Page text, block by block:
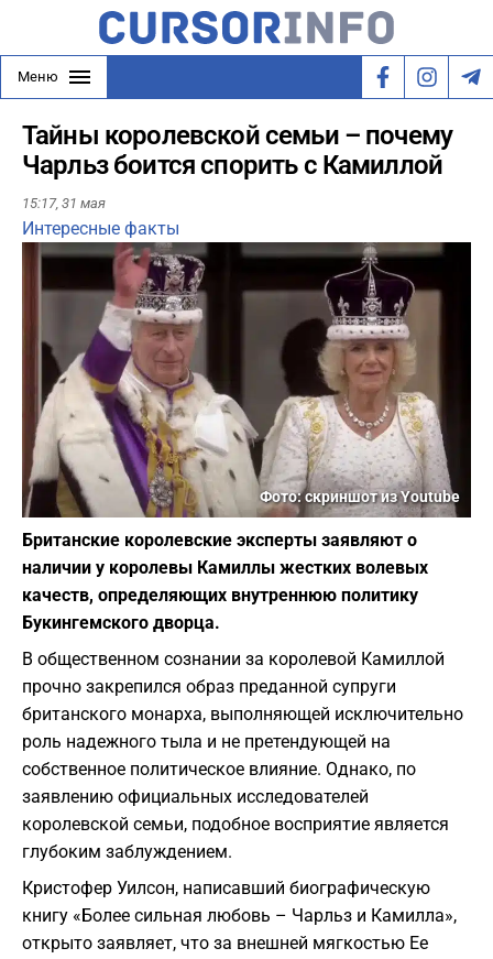
Меню
Тайны королевской семьи – почему
Чарльз боится спорить с Камиллой
15:17, 31 мая
Интересные факты
Фото: скриншот из Youtube
Британские королевские эксперты заявляют о
наличии у королевы Камиллы жестких волевых
качеств, определяющих внутреннюю политику
Букингемского дворца.
В общественном сознании за королевой Камиллой
прочно закрепился образ преданной супруги
британского монарха, выполняющей исключительно
роль надежного тыла и не претендующей на
собственное политическое влияние. Однако, по
заявлению официальных исследователей
королевской семьи, подобное восприятие является
глубоким заблуждением.
Кристофер Уилсон, написавший биографическую
книгу «Более сильная любовь – Чарльз и Камилла»,
открыто заявляет, что за внешней мягкостью Ее